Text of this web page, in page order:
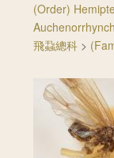
(Order)
飛蝨總科 >